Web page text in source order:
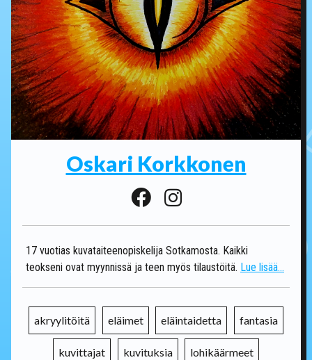
Oskari Korkkonen
17 vuotias kuvataiteenopiskelija Sotkamosta. Kaikki
teokseni ovat myynnissä ja teen myös tilaustöitä. Lue lisää...
akryylitöitä eläimet eläintaidetta fantasia
kuvittajat kuvituksia lohikäärmeet